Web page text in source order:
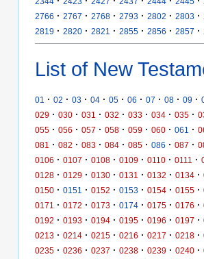
2766 · 2767 · 2768 · 2793 · 2802 · 2803 ·
2819 · 2820 · 2821 · 2855 · 2856 · 2857 ·
List of New
01 · 02 · 03 · 04 · 05 · 06 · 07 · 08 · 09 ·
029 · 030 · 031 · 032 · 033 · 034 · 035 ·
055 · 056 · 057 · 058 · 059 · 060 · 061 ·
081
· 082 · 083 · 084 · 085 · 086 · 087 ·
0106 · 0107 · 0108 · 0109 · 0110 · 0111 ·
0128 · 0129 · 0130 · 0131 · 0132 · 0134 ·
0150 · 0151 · 0152 · 0153 · 0154 · 0155 ·
0171
· 0172 · 0173 · 0174 · 0175 · 0176 ·
0192 · 0193 · 0194 · 0195 · 0196 · 0197 ·
0213 · 0214 · 0215 · 0216 · 0217 · 0218 ·
0235 · 0236 · 0237 · 0238 · 0239 · 0240 ·